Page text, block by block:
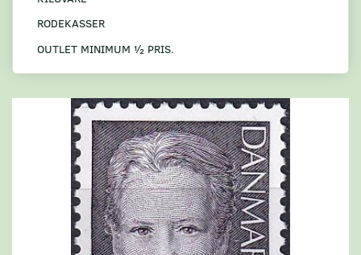
RODEKASSER
OUTLET MINIMUM ½ PRIS.